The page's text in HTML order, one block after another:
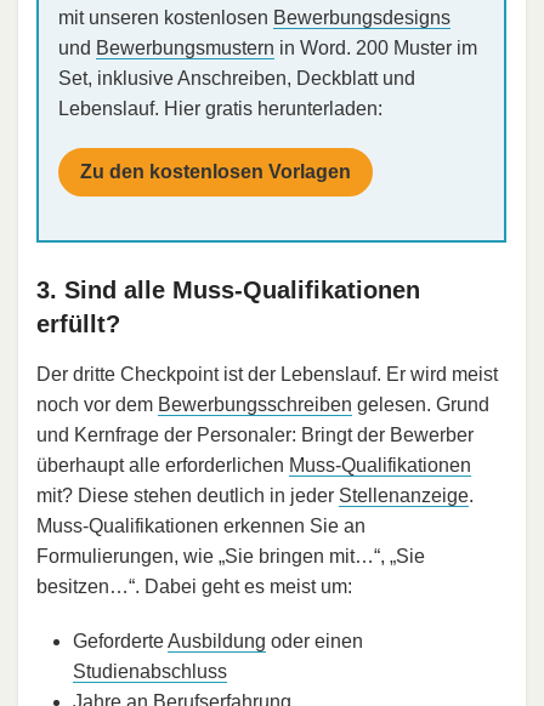
mit unseren kostenlosen Bewerbungsdesigns
und Bewerbungsmustern in Word. 200 Muster im
Set, inklusive Anschreiben, Deckblatt und
Lebenslauf. Hier gratis herunterladen:
Zu den kostenlosen Vorlagen
3. Sind alle Muss-Qualifikationen
erfüllt?
Der dritte Checkpoint ist der Lebenslauf. Er wird meist
noch vor dem Bewerbungsschreiben gelesen. Grund
und Kernfrage der Personaler: Bringt der Bewerber
überhaupt alle erforderlichen Muss-Qualifikationen
mit? Diese stehen deutlich in jeder Stellenanzeige.
Muss-Qualifikationen erkennen Sie an
Formulierungen, wie „Sie bringen mit…“, „Sie
besitzen…“. Dabei geht es meist um:
GeforderteAusbildung oder einen
Studienabschluss